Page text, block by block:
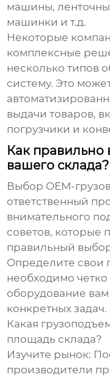
машины,
машинки и т.д.
Некоторые
комплексные
несколько типов
систему. Это
выдачи товаров,
погрузчики и
Как правильно
вашего склада?
Выбор OEM-
ответственный
внимательного
советов, которые
правильный
Определите свои
необходимо
оборудование
конкретных
Какая
площадь склада?
Изучите рынок:
производители